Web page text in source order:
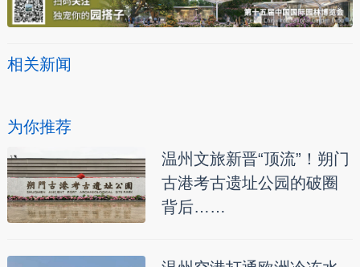
相关新闻
为你推荐
温州文旅新晋“顶流”！朔门
古港考古遗址公园的破圈
背后……